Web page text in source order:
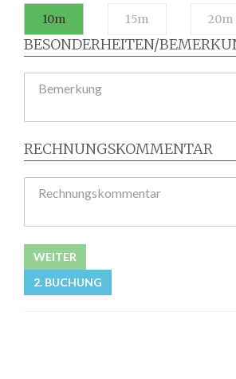
10m 15m 20m
BESONDERHEITEN/
Bemerkung
RECHNUNGSKOMMENTAR
Rechnungskommentar
WEITER
2. BUCHUNG